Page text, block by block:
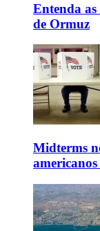
Entenda
de Ormuz
Midterms
americanos